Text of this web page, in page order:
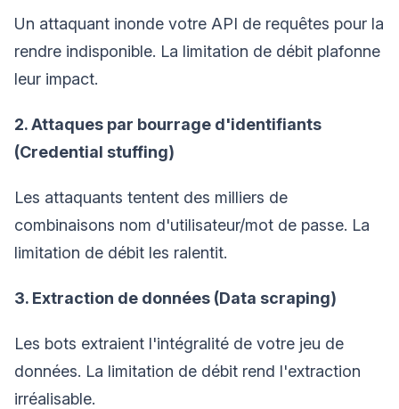
Un attaquant inonde votre API de requêtes pour la
rendre indisponible. La limitation de débit plafonne
leur impact.
2. Attaques par bourrage d'identifiants
(Credential stuffing)
Les attaquants tentent des milliers de
combinaisons nom d'utilisateur/mot de passe. La
limitation de débit les ralentit.
3. Extraction de données (Data scraping)
Les bots extraient l'intégralité de votre jeu de
données. La limitation de débit rend l'extraction
irréalisable.